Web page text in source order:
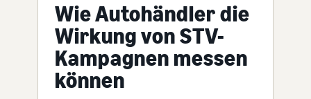
Wie Autohändler die
Wirkung von STV-
Kampagnen messen
können